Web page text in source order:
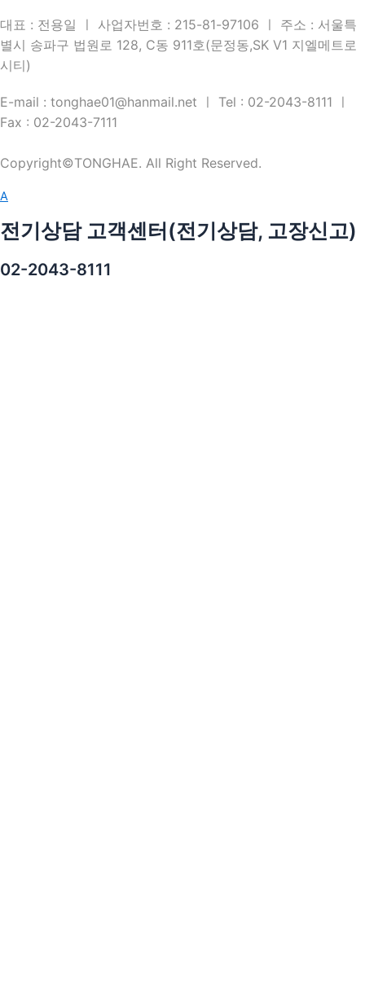
대표 : 전용일 ㅣ 사업자번호 : 215-81-97106 ㅣ 주소 : 서울특
별시 송파구 법원로 128, C동 911호(문정동,SK V1 지엘메트로
시티)
E-mail : tonghae01@hanmail.net ㅣ Tel : 02-2043-8111 ㅣ
Fax : 02-2043-7111
Copyright©TONGHAE. All Right Reserved.
A
전기상담 고객센터(전기상담, 고장신고)
02-2043-8111